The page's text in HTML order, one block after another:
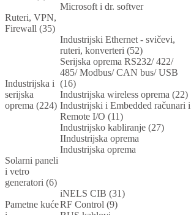
Microsoft i dr. softver
Ruteri, VPN,
Firewall (35)
Industrijska i
serijska
oprema (224)
Industrijski Ethernet - svičevi,
ruteri, konverteri (52)
Serijska oprema RS232/ 422/
485/ Modbus/ CAN bus/ USB
(16)
Industrijska wireless oprema (22)
Industrijski i Embedded računari i
Remote I/O (11)
Industrijsko kabliranje (27)
IIndustrijska oprema
Industrijska oprema
Solarni paneli
i vetro
generatori (6)
Pametne kuće
iNELS CIB (31)
RF Control (9)